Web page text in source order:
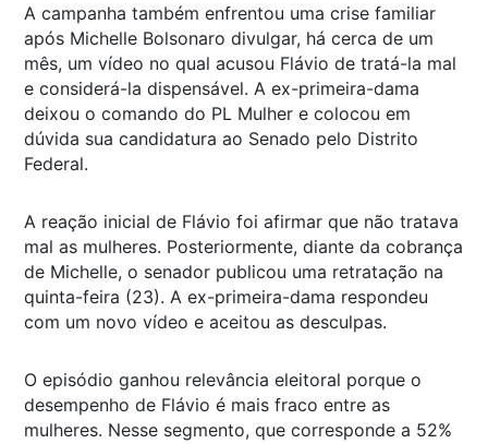
A campanha também enfrentou uma crise familiar
após Michelle Bolsonaro divulgar, há cerca de um
mês, um vídeo no qual acusou Flávio de tratá-la mal
e considerá-la dispensável. A ex-primeira-dama
deixou o comando do PL Mulher e colocou em
dúvida sua candidatura ao Senado pelo Distrito
Federal.
A reação inicial de Flávio foi afirmar que não tratava
mal as mulheres. Posteriormente, diante da cobrança
de Michelle, o senador publicou uma retratação na
quinta-feira (23). A ex-primeira-dama respondeu
com um novo vídeo e aceitou as desculpas.
O episódio ganhou relevância eleitoral porque o
desempenho de Flávio é mais fraco entre as
mulheres. Nesse segmento, que corresponde a 52%